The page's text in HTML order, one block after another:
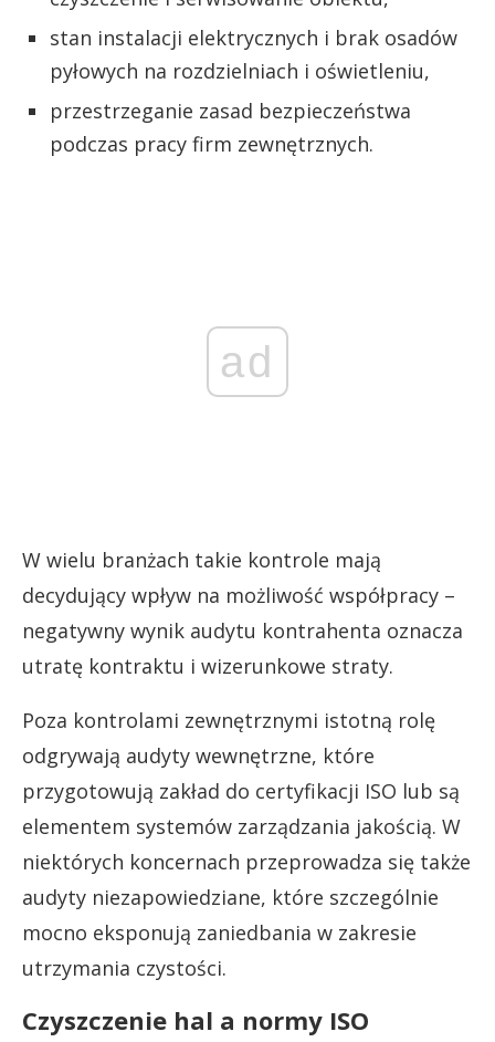
stan instalacji elektrycznych i brak osadów
pyłowych na rozdzielniach i oświetleniu,
przestrzeganie zasad bezpieczeństwa
podczas pracy firm zewnętrznych.
ad
W wielu branżach takie kontrole mają
decydujący wpływ na możliwość współpracy –
negatywny wynik audytu kontrahenta oznacza
utratę kontraktu i wizerunkowe straty.
Poza kontrolami zewnętrznymi istotną rolę
odgrywają audyty wewnętrzne, które
przygotowują zakład do certyfikacji ISO lub są
elementem systemów zarządzania jakością. W
niektórych koncernach przeprowadza się także
audyty niezapowiedziane, które szczególnie
mocno eksponują zaniedbania w zakresie
utrzymania czystości.
Czyszczenie hal a normy ISO